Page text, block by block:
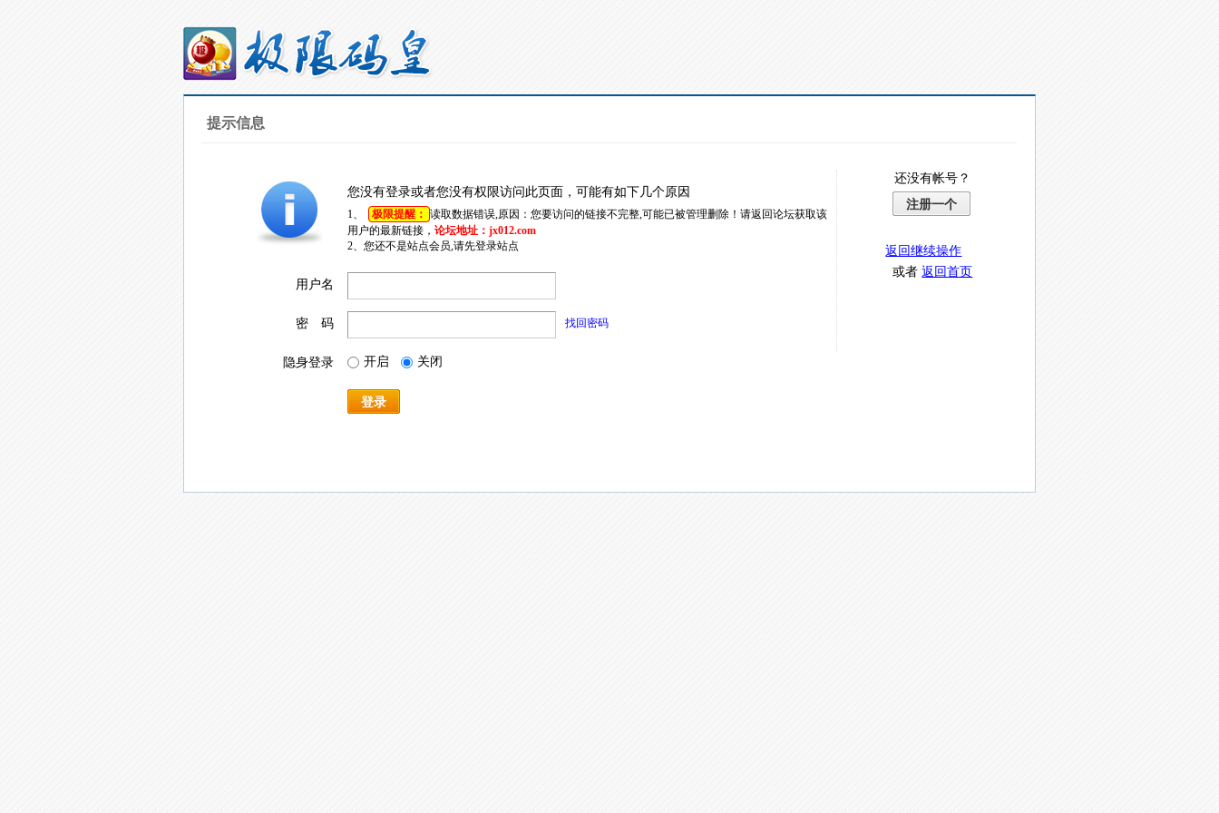
提示信息
您没有登录或者您没有权限访问此页面，可能有如下几个原因
1、 极限提醒： 读取数据错误,原因：您要访问的链接不完整,可能已被管理删除！请返回论坛获取该
用户的最新链接， 论坛地址：jx012.com
2、您还不是站点会员,请先登录站点
用户名
密 码 找回密码
隐身登录 开启 关闭
登录
还没有帐号？
注册一个
返回继续操作
或者返回首页